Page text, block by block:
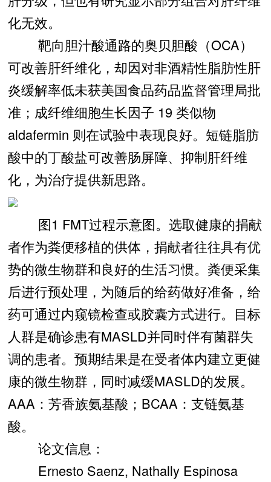
化无效。
靶向胆汁酸通路的奥贝胆酸（OCA）
可改善肝纤维化，却因对非酒精性脂肪性肝
炎缓解率低未获美国食品药品监督管理局批
准；成纤维细胞生长因子 19 类似物
aldafermin 则在试验中表现良好。短链脂肪
酸中的丁酸盐可改善肠屏障、抑制肝纤维
化，为治疗提供新思路。
图1 FMT过程示意图。选取健康的捐献
者作为粪便移植的供体，捐献者往往具有优
势的微生物群和良好的生活习惯。粪便采集
后进行预处理，为随后的给药做好准备，给
药可通过内窥镜检查或胶囊方式进行。目标
人群是确诊患有MASLD并同时伴有菌群失
调的患者。预期结果是在受者体内建立更健
康的微生物群，同时减缓MASLD的发展。
AAA：芳香族氨基酸；BCAA：支链氨基
酸。
论文信息：
Ernesto Saenz, Nathally Espinosa